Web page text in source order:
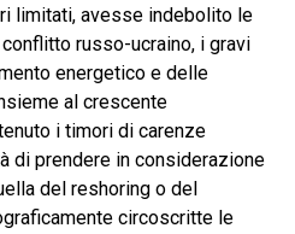
limitati, avesse indebolito le
conflitto russo-ucraino, i gravi
energetico e delle
al crescente
i timori di carenze
di prendere in considerazione
del reshoring o del
circoscritte le